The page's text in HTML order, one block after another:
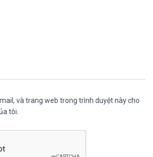
và trang web trong trình duyệt này cho
tôi.